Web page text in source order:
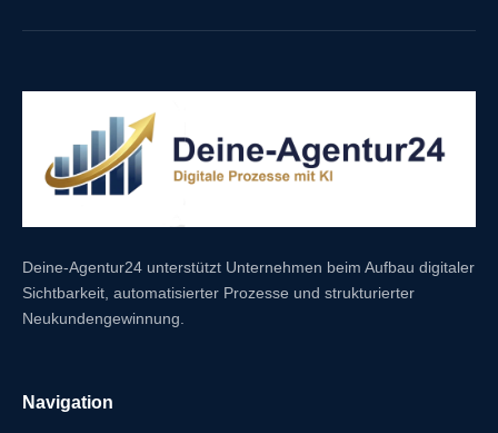
Deine-Agentur24 unterstützt Unternehmen beim Aufbau digitaler
Sichtbarkeit, automatisierter Prozesse und strukturierter
Neukundengewinnung.
Navigation